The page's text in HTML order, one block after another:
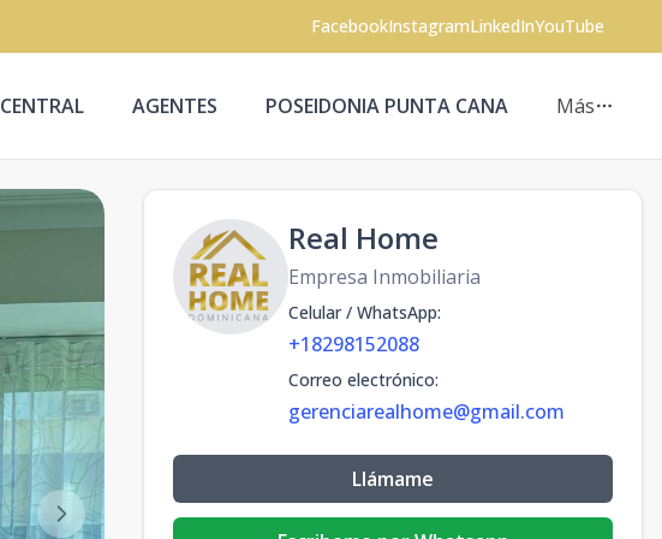
FacebookInstagramLinkedInYouTube
CENTRAL AGENTES POSEIDONIA PUNTA CANA Más
Real Home
Empresa Inmobiliaria
Celular / WhatsApp:
+18298152088
Correo electrónico:
gerenciarealhome@gmail.com
Llámame